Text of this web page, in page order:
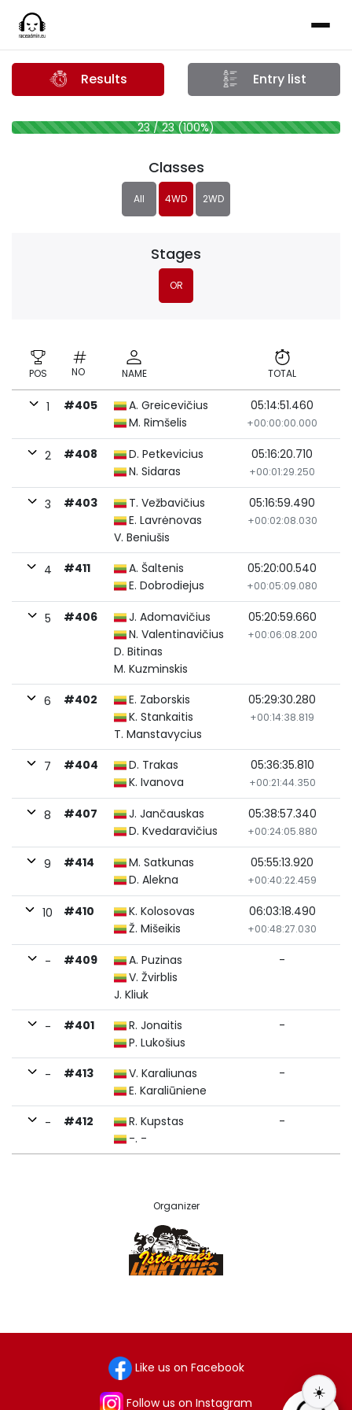
Results Entry list
23 / 23 (100%)
Classes
All 4WD 2WD
Stages
OR
POS NO NAME TOTAL
1 #405
A. Greicevičius
M. Rimšelis
05:14:51.460
+00:00:00.000
2 #408
D. Petkevicius
N. Sidaras
05:16:20.710
+00:01:29.250
3 #403
T. Vežbavičius
E. Lavrėnovas
V. Beniušis
05:16:59.490
+00:02:08.030
4 #411
A. Šaltenis
E. Dobrodiejus
05:20:00.540
+00:05:09.080
5 #406
J. Adomavičius
N. Valentinavičius
D. Bitinas
M. Kuzminskis
05:20:59.660
+00:06:08.200
6 #402
E. Zaborskis
K. Stankaitis
T. Manstavycius
05:29:30.280
+00:14:38.819
7 #404
D. Trakas
K. Ivanova
05:36:35.810
+00:21:44.350
8 #407
J. Jančauskas
D. Kvedaravičius
05:38:57.340
+00:24:05.880
9 #414
M. Satkunas
D. Alekna
05:55:13.920
+00:40:22.459
10 #410
K. Kolosovas
Ž. Mišeikis
06:03:18.490
+00:48:27.030
- #409
A. Puzinas
V. Žvirblis
J. Kliuk
-
- #401
R. Jonaitis
P. Lukošius
-
- #413
V. Karaliunas
E. Karaliūniene
-
- #412
R. Kupstas
-. -
-
Organizer
Like us on Facebook
Follow us on Instagram
☀️